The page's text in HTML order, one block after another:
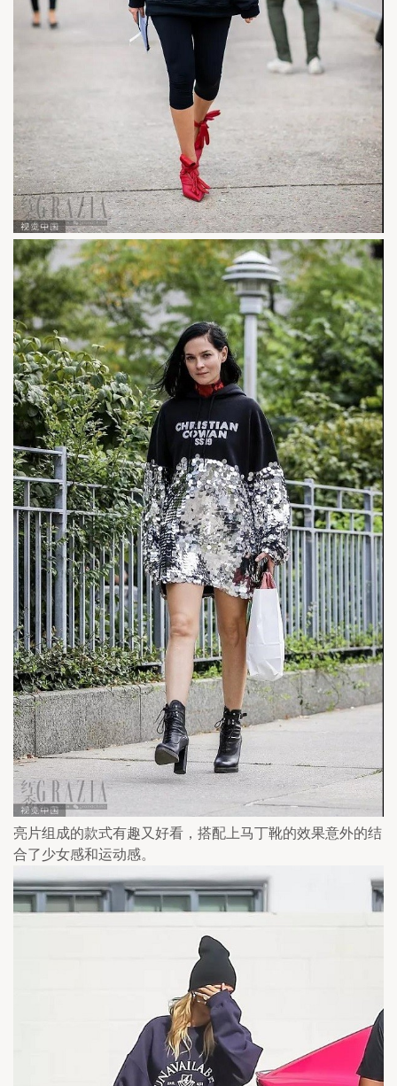
亮片组成的款式有趣又好看，搭配上马丁靴的效果意外的结
合了少女感和运动感。